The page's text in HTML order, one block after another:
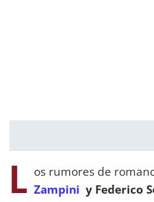
L os rumores de
Zampini y Federico